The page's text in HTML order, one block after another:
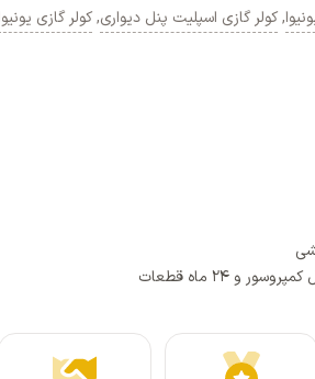
,کولر گازی اسپلیت پنل دیواری,کولر گازی